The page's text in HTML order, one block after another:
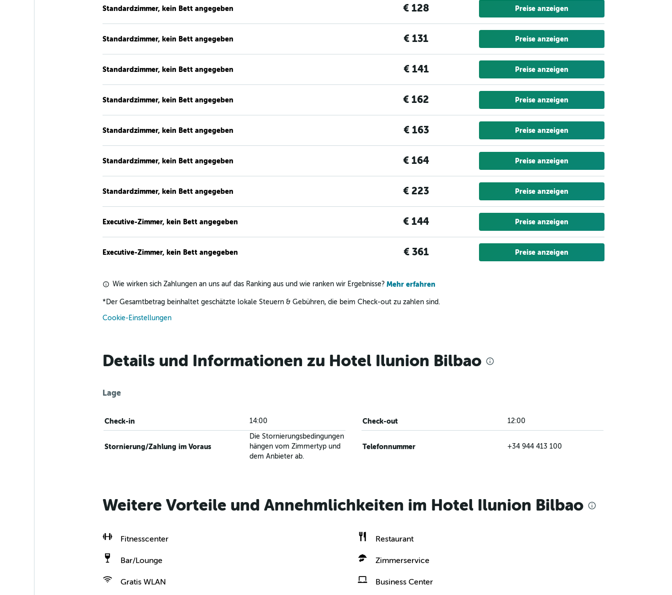
Standardzimmer, kein Bett angegeben € 128 Preise anzeigen
Standardzimmer, kein Bett angegeben € 131 Preise anzeigen
Standardzimmer, kein Bett angegeben € 141 Preise anzeigen
Standardzimmer, kein Bett angegeben € 162 Preise anzeigen
Standardzimmer, kein Bett angegeben € 163 Preise anzeigen
Standardzimmer, kein Bett angegeben € 164 Preise anzeigen
Standardzimmer, kein Bett angegeben € 223 Preise anzeigen
Executive-Zimmer, kein Bett angegeben € 144 Preise anzeigen
Executive-Zimmer, kein Bett angegeben € 361 Preise anzeigen
Wie wirken sich Zahlungen an uns auf das Ranking aus und wie ranken wir Ergebnisse? Mehr erfahren
* Der Gesamtbetrag beinhaltet geschätzte lokale Steuern & Gebühren, die beim Check-out zu zahlen sind.
Cookie-Einstellungen
Details und Informationen zu Hotel Ilunion Bilbao
Lage
Check-in 14:00 Check-out 12:00
Stornierung/Zahlung im Voraus
Die Stornierungsbedingungen
hängen vom Zimmertyp und
dem Anbieter ab.
Telefonnummer +34 944 413 100
Weitere Vorteile und Annehmlichkeiten im Hotel Ilunion Bilbao
Fitnesscenter Restaurant
Bar/Lounge Zimmerservice
Gratis WLAN Business Center